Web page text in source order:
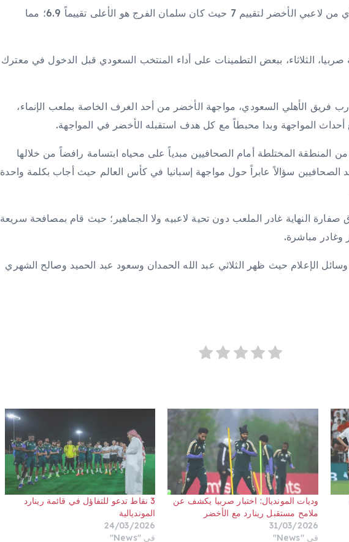
ووفقا لـ«سوفا سكور» لم يصل أي من لاعبي الأخضر لتقييم 7 حيث كان سلمان الفرج هو الأعلى تقييماً 6.9؛ مما
صربيا، الثلاثاء، ببعض التطمينات على أداء المنتخب السعودي قبل الدخول في معترك
فريق الأهلي السعودي، مواجهة الأخضر من أحد الغرف الخاصة بملعب الإنماء،
أحداث المواجهة وبدا محبطاً مع كل هدف استقبله الأخضر في المواجهة.
من المنطقة المختلطة أمام الصحافيين مبدياً على محياه ابتسامة رافضاً من خلالها
الصحافيين سؤالاً عابراً حول مواجهة إسبانيا في كأس العالم حيث أجاب بكلمة واحدة
صفارة النهاية غادر الملعب دون تحية لاعبيه ولا الجماهير؛ حيث قام بمصافحة سريعة
مباشرة.
وسائل الإعلام حيث ظهر الثلاثي عبد الله الحمدان وسعود عبد الحميد وصالح الشهري
وديات المونديال: اختبار صربيا يكشف عن
ملامح مستقبل رينارد مع الأخضر
31/03/2026
في "News"
3 نقاط تدعو للتفاؤل في قائمة رينارد
المونديالية
24/03/2026
في "News"